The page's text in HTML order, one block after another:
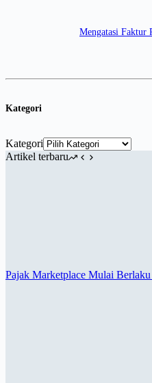
Mengatasi Faktur
Kategori
Kategori
Artikel terbaru
Pajak Marketplace Mulai